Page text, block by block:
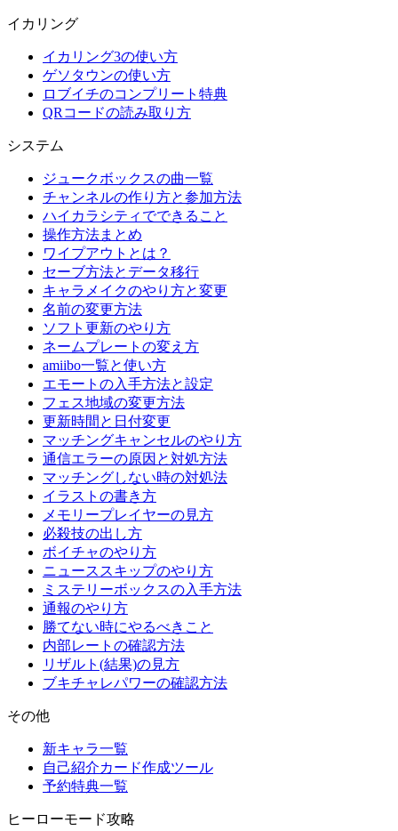
イカリング
イカリング3の使い方
ゲソタウンの使い方
ロブイチのコンプリート特典
QRコードの読み取り方
システム
ジュークボックスの曲一覧
チャンネルの作り方と参加方法
ハイカラシティでできること
操作方法まとめ
ワイプアウトとは？
セーブ方法とデータ移行
キャラメイクのやり方と変更
名前の変更方法
ソフト更新のやり方
ネームプレートの変え方
amiibo一覧と使い方
エモートの入手方法と設定
フェス地域の変更方法
更新時間と日付変更
マッチングキャンセルのやり方
通信エラーの原因と対処方法
マッチングしない時の対処法
イラストの書き方
メモリープレイヤーの見方
必殺技の出し方
ボイチャのやり方
ニューススキップのやり方
ミステリーボックスの入手方法
通報のやり方
勝てない時にやるべきこと
内部レートの確認方法
リザルト(結果)の見方
ブキチャレパワーの確認方法
その他
新キャラ一覧
自己紹介カード作成ツール
予約特典一覧
ヒーローモード攻略